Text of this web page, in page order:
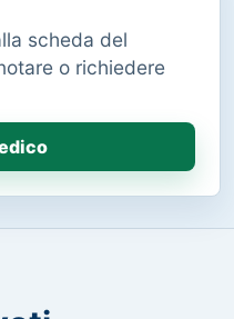
scheda del
o richiedere